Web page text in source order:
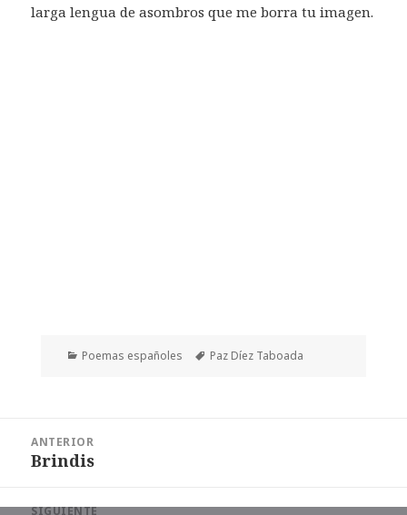
larga lengua de asombros que me borra tu imagen.
Categorías
Poemas españoles Etiquetas
Paz Díez Taboada
entradas
ANTERIOR
Entrada
Brindis
SIGUIENTE